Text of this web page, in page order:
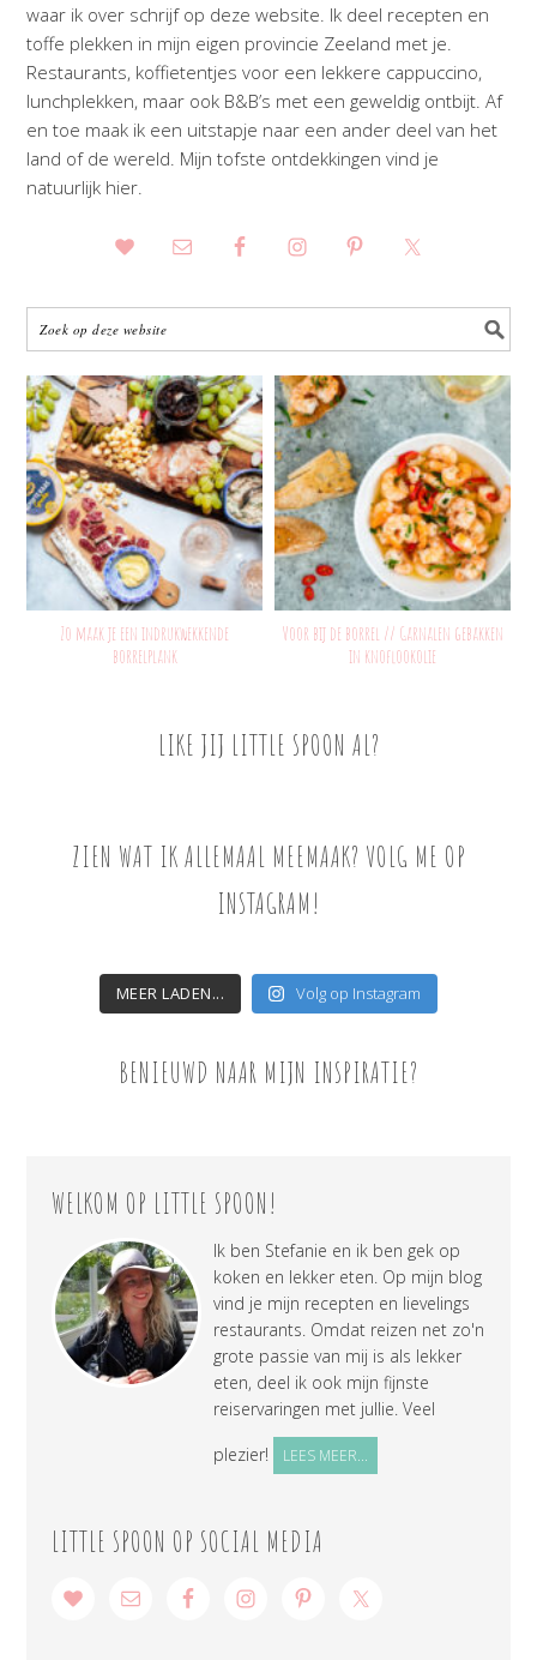
waar ik over schrijf op deze website. Ik deel recepten en
toffe plekken in mijn eigen provincie Zeeland met je.
Restaurants, koffietentjes voor een lekkere cappuccino,
lunchplekken, maar ook B&B’s met een geweldig ontbijt. Af
en toe maak ik een uitstapje naar een ander deel van het
land of de wereld. Mijn tofste ontdekkingen vind je
natuurlijk hier.
Zo maak je een indrukwekkende
borrelplank
Voor bij de borrel // Garnalen gebakken
in knoflookolie
LIKE JIJ LITTLE SPOON AL?
ZIEN WAT IK ALLEMAAL MEEMAAK? VOLG ME OP
INSTAGRAM!
MEER LADEN... Volg op Instagram
BENIEUWD NAAR MIJN INSPIRATIE?
WELKOM OP LITTLE SPOON!
Ik ben Stefanie en ik ben gek op
koken en lekker eten. Op mijn blog
vind je mijn recepten en lievelings
restaurants. Omdat reizen net zo'n
grote passie van mij is als lekker
eten, deel ik ook mijn fijnste
reiservaringen met jullie. Veel
plezier!
LEES MEER...
LITTLE SPOON OP SOCIAL MEDIA